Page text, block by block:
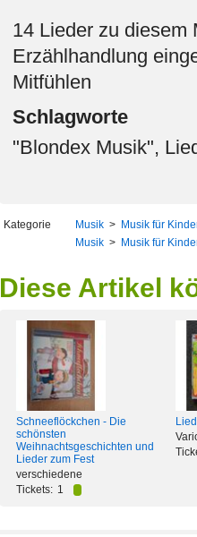
14 Lieder zu diesem
Erzählhandlung
Mitfühlen
Schlagworte
"Blondex Musik",
Kategorie Musik > Musik für
Musik > Musik für
Diese Artikel
Schneeflöckchen - Die
schönsten
Weihnachtsgeschichten und
Lieder zum Fest
verschiedene
Tickets: 1